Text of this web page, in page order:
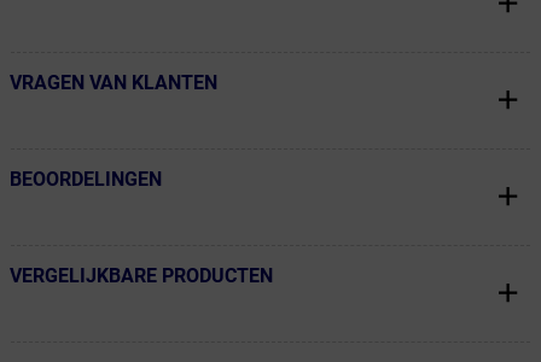
← Terug naar productnavigatie
VRAGEN VAN KLANTEN
← Terug naar productnavigatie
BEOORDELINGEN
← Terug naar productnavigatie
VERGELIJKBARE PRODUCTEN